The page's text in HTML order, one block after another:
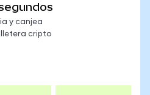
y canjea
cripto